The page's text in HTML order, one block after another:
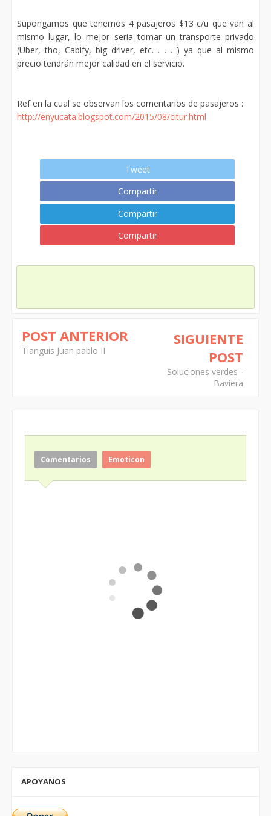
Supongamos que tenemos 4 pasajeros $13 c/u que van al
mismo lugar, lo mejor seria tomar un transporte privado
(Uber, tho, Cabify, big driver, etc. . . . ) ya que al mismo
precio tendrán mejor calidad en el servicio.
Ref en la cual se observan los comentarios de pasajeros :
http://enyucata.blogspot.com/2015/08/citur.html
Tweet
Compartir
Compartir
Compartir
POST ANTERIOR
Tianguis Juan pablo II
SIGUIENTE
POST
Soluciones verdes -
Baviera
Comentarios Emoticon
APOYANOS